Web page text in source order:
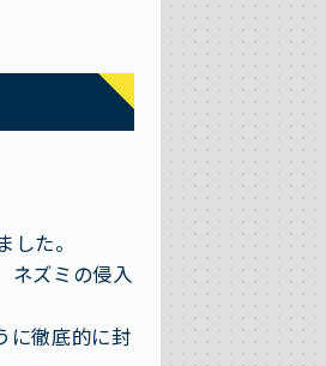
た。
ネズミの侵入
に徹底的に封